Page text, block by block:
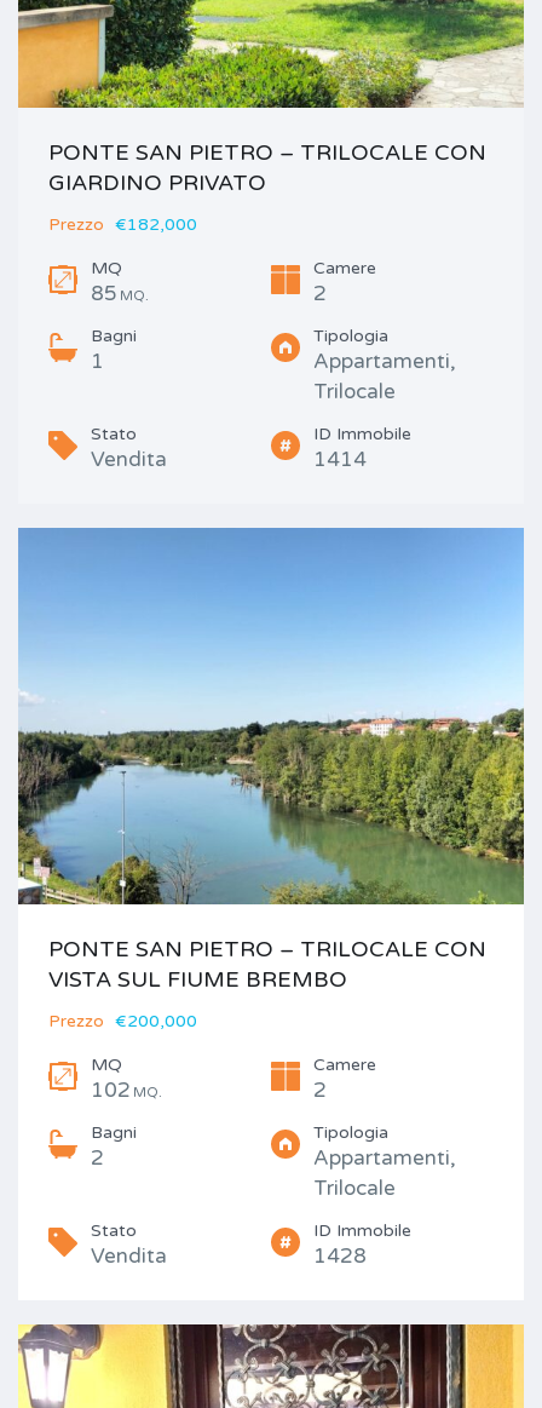
PONTE SAN PIETRO – TRILOCALE CON
GIARDINO PRIVATO
Prezzo €182,000
MQ
85 MQ.
Camere
2
Bagni
1
Tipologia
Appartamenti,
Trilocale
Stato
Vendita
ID Immobile
1414
PONTE SAN PIETRO – TRILOCALE CON
VISTA SUL FIUME BREMBO
Prezzo €200,000
MQ
102 MQ.
Camere
2
Bagni
2
Tipologia
Appartamenti,
Trilocale
Stato
Vendita
ID Immobile
1428